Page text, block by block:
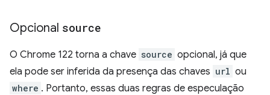
Opcional source
O Chrome 122 torna a chave source opcional, já que
ela pode ser inferida da presença das chaves url ou
where . Portanto, essas duas regras de especulação